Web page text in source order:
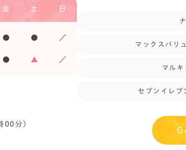
金 土 日
● ● ／
● ▲ ／
分）
マックスバリ
マル
セブンイレ